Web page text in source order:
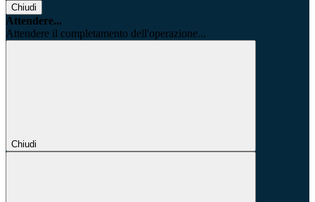
Chiudi
Attendere...
Attendere il completamento dell'operazione...
Chiudi